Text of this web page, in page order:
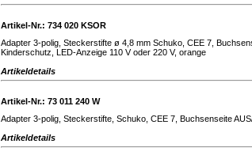
Artikel-Nr.: 734 020 KSOR
Adapter 3-polig, Steckerstifte ø 4,8 mm Schuko, CEE 7,
Kinderschutz, LED-Anzeige 110 V oder 220 V, orange
Artikeldetails
Artikel-Nr.: 73 011 240 W
Adapter 3-polig, Steckerstifte, Schuko, CEE 7, Buchsenseite
Artikeldetails